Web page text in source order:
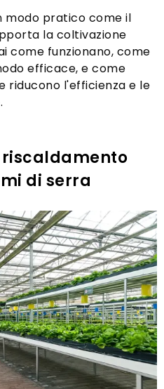
modo pratico come il
la coltivazione
come funzionano, come
efficace, e come
riducono l'efficienza e le
riscaldamento
di serra